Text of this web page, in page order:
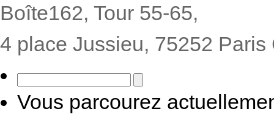
Boîte162, Tour 55-65,
4 place Jussieu, 75252 Paris
Vous parcourez